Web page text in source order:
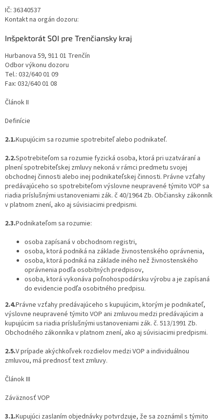
IČ: 36340537
Kontakt na orgán dozoru:
Inšpektorát SOI pre Trenčiansky kraj
Hurbanova 59, 911 01 Trenčín
Odbor výkonu dozoru
Tel.: 032/640 01 09
Fax: 032/640 01 08
Článok II
Definície
2.1.Kupujúcim sa rozumie spotrebiteľ alebo podnikateľ.
2.2.Spotrebiteľom sa rozumie fyzická osoba, ktorá pri uzatváraní a
plnení spotrebiteľskej zmluvy nekoná v rámci predmetu svojej
obchodnej činnosti alebo inej podnikateľskej činnosti. Právne vzťahy
predávajúceho so spotrebiteľom výslovne neupravené týmito VOP sa
riadia príslušnými ustanoveniami zák. č 40/1964 Zb. Občiansky zákonník
v platnom znení, ako aj súvisiacimi predpismi.
2.3.Podnikateľom sa rozumie:
osoba zapísaná v obchodnom registri,
osoba, ktorá podniká na základe živnostenského oprávnenia,
osoba, ktorá podniká na základe iného než živnostenského
oprávnenia podľa osobitných predpisov,
osoba, ktorá vykonáva poľnohospodársku výrobu a je zapísaná
do evidencie podľa osobitného predpisu.
2.4.Právne vzťahy predávajúceho s kupujúcim, ktorým je podnikateľ,
výslovne neupravené týmito VOP ani zmluvou medzi predávajúcim a
kupujúcim sa riadia príslušnými ustanoveniami zák. č. 513/1991 Zb.
Obchodného zákonníka v platnom znení, ako aj súvisiacimi predpismi.
2.5.V prípade akýchkoľvek rozdielov medzi VOP a individuálnou
zmluvou, má prednosť text zmluvy.
Článok III
Záväznosť VOP
3.1.Kupujúci zaslaním objednávky potvrdzuje, že sa zoznámil s týmito